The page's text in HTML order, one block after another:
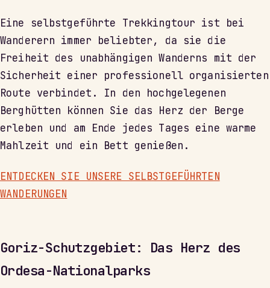
Eine selbstgeführte Trekkingtour ist bei
Wanderern immer beliebter, da sie die
Freiheit des unabhängigen Wanderns mit der
Sicherheit einer professionell organisierten
Route verbindet. In den hochgelegenen
Berghütten können Sie das Herz der Berge
erleben und am Ende jedes Tages eine warme
Mahlzeit und ein Bett genießen.
ENTDECKEN SIE UNSERE SELBSTGEFÜHRTEN
WANDERUNGEN
Goriz-Schutzgebiet: Das Herz des
Ordesa-Nationalparks